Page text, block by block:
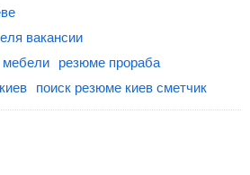
вакансии
мебели
резюме прораба
поиск резюме киев сметчик